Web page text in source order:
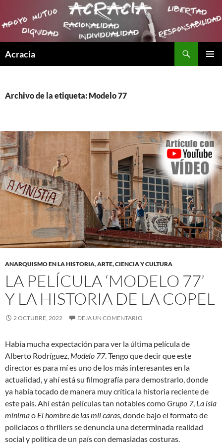
Acracia
Archivo de la etiqueta: Modelo 77
ANARQUISMO EN LA HISTORIA,ARTE, CIENCIA Y CULTURA
LA PELÍCULA ‘MODELO 77’
Y LA HISTORIA DE LA COPEL
2 OCTUBRE, 2022 DEJA UN COMENTARIO
Había mucha expectación para ver la última película de
Alberto Rodríguez, Modelo 77. Tengo que decir que este
director es para mí es uno de los más interesantes en la
actualidad, y ahí está su filmografía para demostrarlo, donde
ya había tocado de manera muy crítica la historia reciente de
este país. Ahí están películas tan notables comoGrupo 7, La isla
mínimao El hombre de las mil caras, donde bajo el formato de
policiacos o thrillers se denuncia una determinada realidad
social y política de un país con demasiadas costuras.